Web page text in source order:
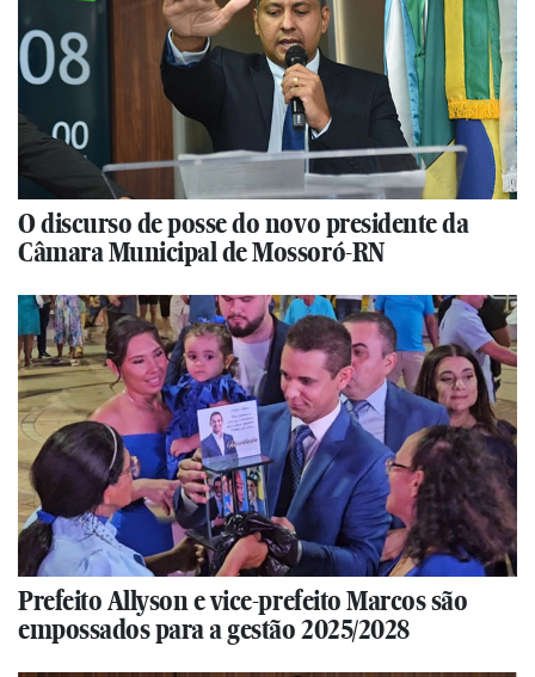
O discurso de posse do novo presidente da
Câmara Municipal de Mossoró-RN
Prefeito Allyson e vice-prefeito Marcos são
empossados para a gestão 2025/2028